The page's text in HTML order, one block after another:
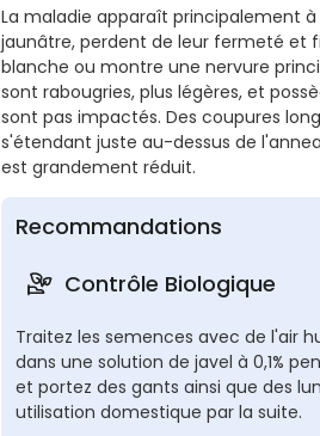
La maladie apparaît principalement
jaunâtre, perdent de leur fermeté et
blanche ou montre une nervure
sont rabougries, plus légères, et
sont pas impactés. Des coupures
s'étendant juste au-dessus de
est grandement réduit.
Recommandations
Contrôle Biologique
Traitez les semences avec de l'air
dans une solution de javel à 0,1%
et portez des gants ainsi que des
utilisation domestique par la suite.